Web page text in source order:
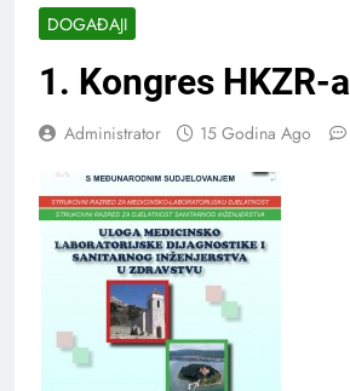
DOGAĐAJI
1. Kongres HKZR-a
Administrator 15 Godina Ago